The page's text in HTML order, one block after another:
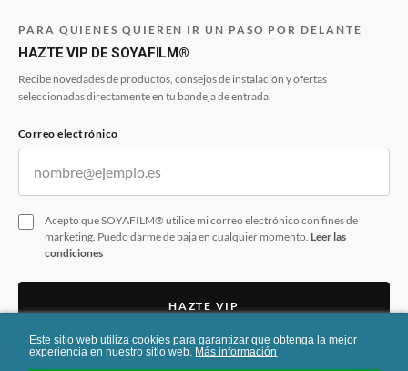
Este sitio web utiliza cookies para garantizar que obtenga la mejor
experiencia en nuestro sitio web. Más información
PARA QUIENES QUIEREN IR UN PASO POR DELANTE
HAZTE VIP DE SOYAFILM®
Recibe novedades de productos, consejos de instalación y ofertas
seleccionadas directamente en tu bandeja de entrada.
Correo electrónico
Acepto que SOYAFILM® utilice mi correo electrónico con fines de
marketing. Puedo darme de baja en cualquier momento. Leer las
condiciones
HAZTE VIP
Este formulario está protegido por reCAPTCHA. Se aplican la